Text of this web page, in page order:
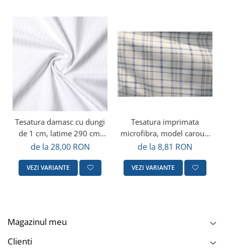
Tesatura damasc cu dungi
de 1 cm, latime 290 cm,
Gecor, Alb
de la 28,00 RON
VEZI VARIANTE
Tesatura imprimata
microfibra, model carouri
albastre, Gecor, latime 225
de la 8,81 RON
VEZI VARIANTE
Magazinul meu
Clienti